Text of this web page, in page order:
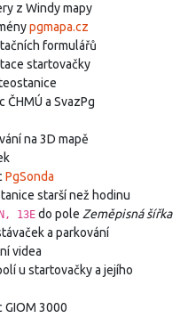
z Windy mapy
pgmapa.cz
formulářů
startovačky
a SvazPg
na 3D mapě
PgSonda
starší než hodinu
13E do pole Zeměpisná šířka
a parkování
videa
u startovačky a jejího
GIOM 3000